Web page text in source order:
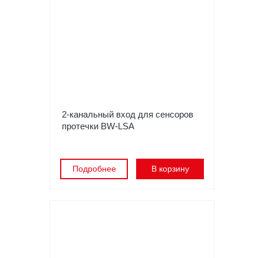
2-канальный вход для сенсоров
протечки BW-LSA
Подробнее В корзину